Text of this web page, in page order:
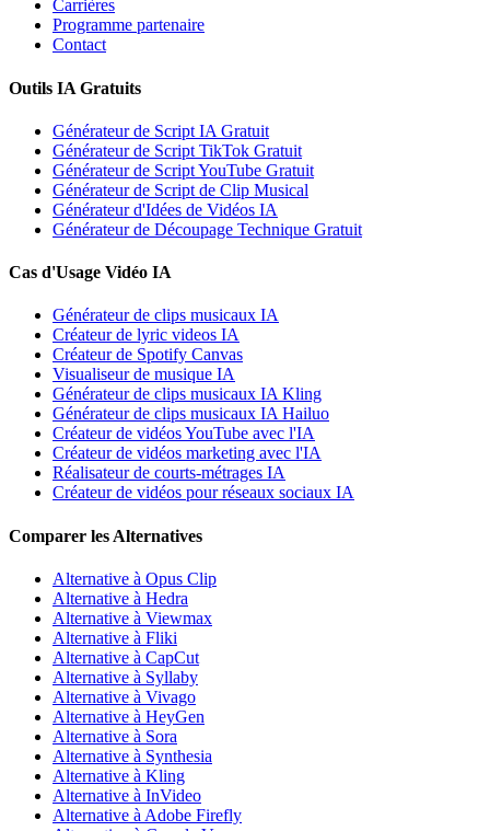
Carrières
Programme partenaire
Contact
Outils IA Gratuits
Générateur de Script IA Gratuit
Générateur de Script TikTok Gratuit
Générateur de Script YouTube Gratuit
Générateur de Script de Clip Musical
Générateur d'Idées de Vidéos IA
Générateur de Découpage Technique Gratuit
Cas d'Usage Vidéo IA
Générateur de clips musicaux IA
Créateur de lyric videos IA
Créateur de Spotify Canvas
Visualiseur de musique IA
Générateur de clips musicaux IA Kling
Générateur de clips musicaux IA Hailuo
Créateur de vidéos YouTube avec l'IA
Créateur de vidéos marketing avec l'IA
Réalisateur de courts-métrages IA
Créateur de vidéos pour réseaux sociaux IA
Comparer les Alternatives
Alternative à Opus Clip
Alternative à Hedra
Alternative à Viewmax
Alternative à Fliki
Alternative à CapCut
Alternative à Syllaby
Alternative à Vivago
Alternative à HeyGen
Alternative à Sora
Alternative à Synthesia
Alternative à Kling
Alternative à InVideo
Alternative à Adobe Firefly